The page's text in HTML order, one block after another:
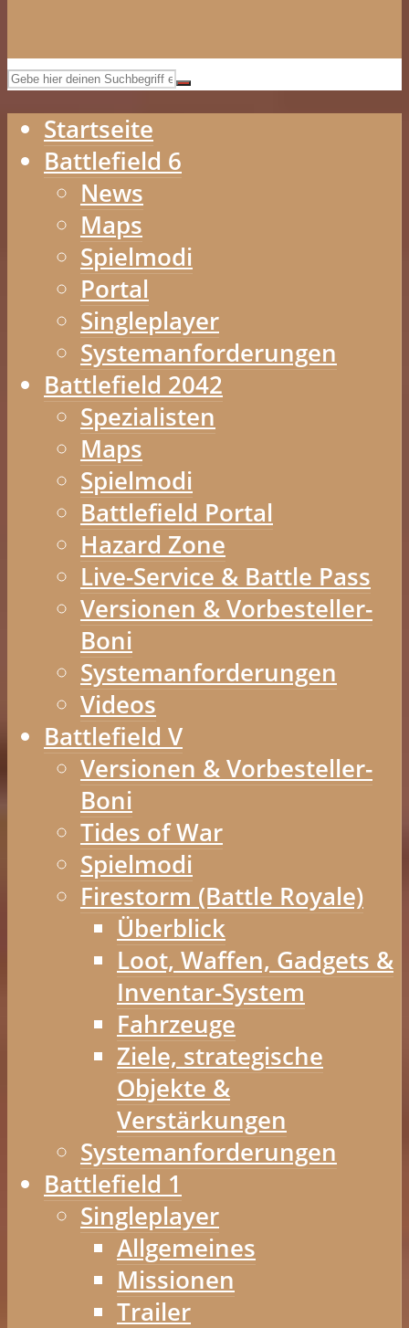
Startseite
Battlefield 6
News
Maps
Spielmodi
Portal
Singleplayer
Systemanforderungen
Battlefield 2042
Spezialisten
Maps
Spielmodi
Battlefield Portal
Hazard Zone
Live-Service & Battle Pass
Versionen & Vorbesteller-
Boni
Systemanforderungen
Videos
Battlefield V
Versionen & Vorbesteller-
Boni
Tides of War
Spielmodi
Firestorm (Battle Royale)
Überblick
Loot, Waffen, Gadgets &
Inventar-System
Fahrzeuge
Ziele, strategische
Objekte &
Verstärkungen
Systemanforderungen
Battlefield 1
Singleplayer
Allgemeines
Missionen
Trailer